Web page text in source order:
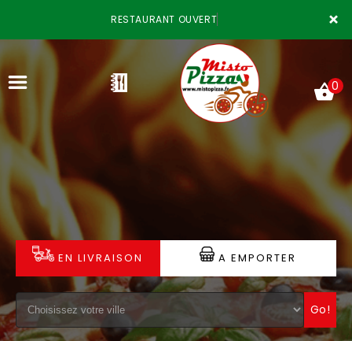
×
RESTAURANT OUVERT
ACCUEIL
LA CARTE
VOTRE COMPTE
NOTRE RESTAURANT
VOS AVIS
0
EN LIVRAISON A EMPORTER
Go!